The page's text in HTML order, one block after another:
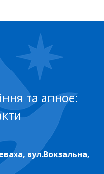
та апное:
вул.Вокзальна,